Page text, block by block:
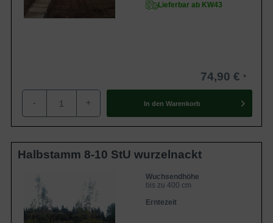
Lieferbar ab KW43
74,90 €
- + In den Warenkorb
Halbstamm 8-10 StU wurzelnackt
Wuchsendhöhe
bis zu 400 cm
Erntezeit